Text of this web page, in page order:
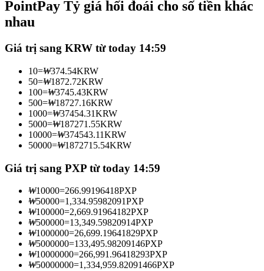
Trở thành Nhà giao dịch Sao chép
Tận hưởng chia sẻ lợi nhuận và hoa hồng giao dịch sao chép
Thông tin
PointPay Tỷ giá hối đoái cho số tiền khác
nhau
Giá trị sang KRW từ today 14:59
10=₩374.54KRW
50=₩1872.72KRW
100=₩3745.43KRW
500=₩18727.16KRW
1000=₩37454.31KRW
5000=₩187271.55KRW
10000=₩374543.11KRW
50000=₩1872715.54KRW
Giá trị sang PXP từ today 14:59
₩10000=266.99196418PXP
₩50000=1,334.95982091PXP
₩100000=2,669.91964182PXP
₩500000=13,349.59820914PXP
₩1000000=26,699.19641829PXP
₩5000000=133,495.98209146PXP
₩10000000=266,991.96418293PXP
₩50000000=1,334,959.82091466PXP